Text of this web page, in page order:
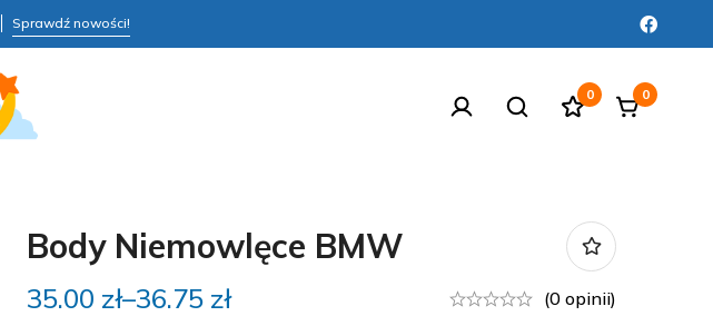
Sprawdź nowości!
0 0
Body Niemowlęce BMW
35.00 zł–36.75 zł (0 opinii)